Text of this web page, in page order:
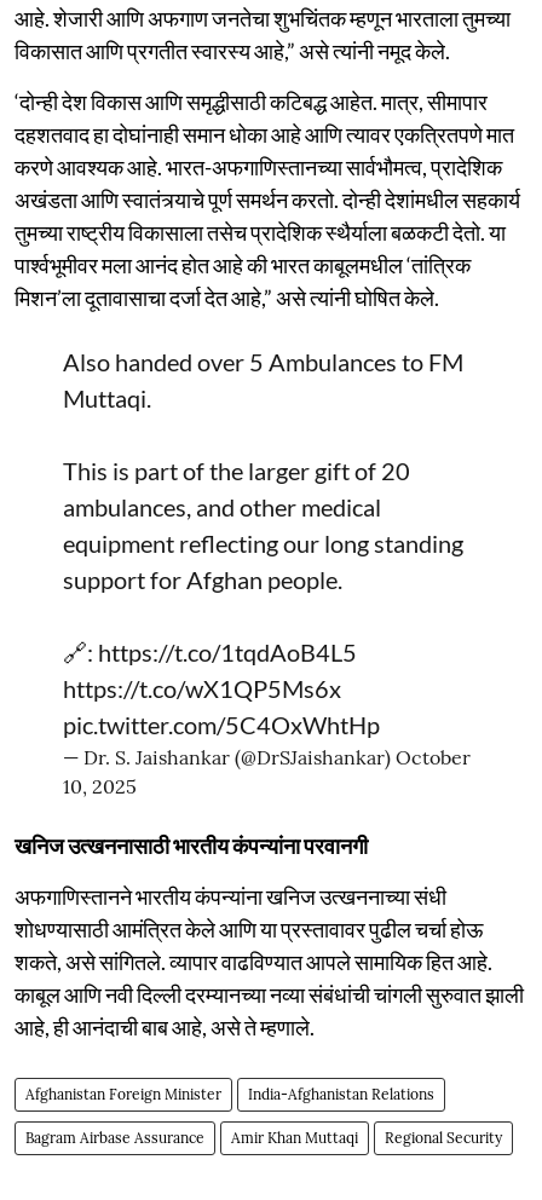
आहे. शेजारी आणि अफगाण जनतेचा शुभचिंतक म्हणून भारताला तुमच्या
विकासात आणि प्रगतीत स्वारस्य आहे,” असे त्यांनी नमूद केले.
‘दोन्ही देश विकास आणि समृद्धीसाठी कटिबद्ध आहेत. मात्र, सीमापार
दहशतवाद हा दोघांनाही समान धोका आहे आणि त्यावर एकत्रितपणे मात
करणे आवश्यक आहे. भारत-अफगाणिस्तानच्या सार्वभौमत्व, प्रादेशिक
अखंडता आणि स्वातंत्र्याचे पूर्ण समर्थन करतो. दोन्ही देशांमधील सहकार्य
तुमच्या राष्ट्रीय विकासाला तसेच प्रादेशिक स्थैर्याला बळकटी देतो. या
पार्श्वभूमीवर मला आनंद होत आहे की भारत काबूलमधील ‘तांत्रिक
मिशन’ला दूतावासाचा दर्जा देत आहे,” असे त्यांनी घोषित केले.
Also handed over 5 Ambulances to FM
Muttaqi.
This is part of the larger gift of 20
ambulances, and other medical
equipment reflecting our long standing
support for Afghan people.
🔗: https://t.co/1tqdAoB4L5
https://t.co/wX1QP5Ms6x
pic.twitter.com/5C4OxWhtHp
— Dr. S. Jaishankar (@DrSJaishankar) October
10, 2025
खनिज उत्खननासाठी भारतीय कंपन्यांना परवानगी
अफगाणिस्तानने भारतीय कंपन्यांना खनिज उत्खननाच्या संधी
शोधण्यासाठी आमंत्रित केले आणि या प्रस्तावावर पुढील चर्चा होऊ
शकते, असे सांगितले. व्यापार वाढविण्यात आपले सामायिक हित आहे.
काबूल आणि नवी दिल्ली दरम्यानच्या नव्या संबंधांची चांगली सुरुवात झाली
आहे, ही आनंदाची बाब आहे, असे ते म्हणाले.
Afghanistan Foreign Minister India-Afghanistan Relations
Bagram Airbase Assurance Amir Khan Muttaqi Regional Security